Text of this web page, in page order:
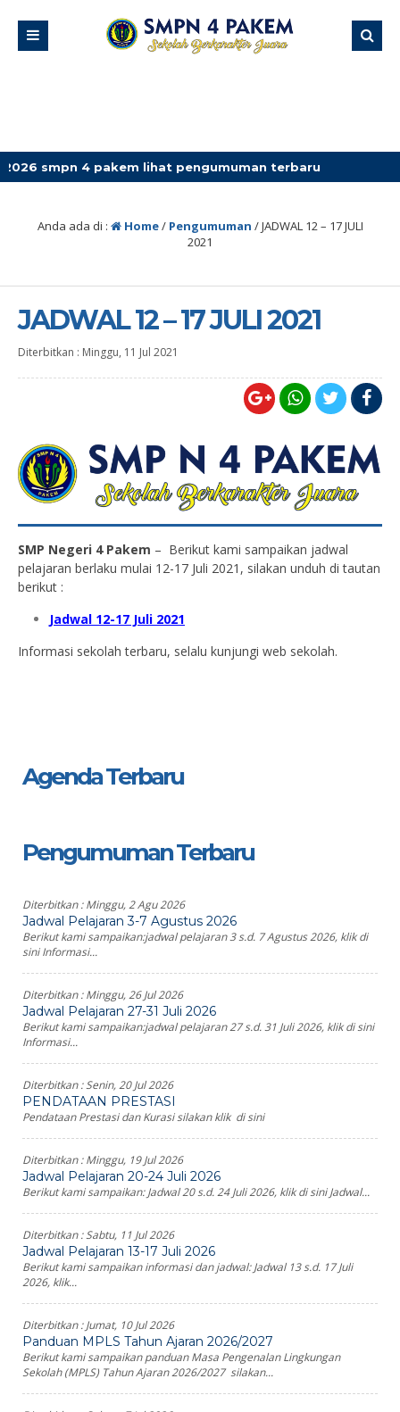
4 pakem lihat pengumuman terbaru
Anda ada di : Home/ Pengumuman /JADWAL 12 – 17 JULI
2021
JADWAL 12 – 17 JULI 2021
Diterbitkan : Minggu, 11 Jul 2021
SMP Negeri 4 Pakem – Berikut kami sampaikan jadwal
pelajaran berlaku mulai 12-17 Juli 2021, silakan unduh di tautan
berikut :
Jadwal 12-17 Juli 2021
Informasi sekolah terbaru, selalu kunjungi web sekolah.
Agenda Terbaru
Pengumuman Terbaru
Diterbitkan :Minggu, 2 Agu 2026
Jadwal Pelajaran 3-7 Agustus 2026
Berikut kami sampaikan:jadwal pelajaran 3 s.d. 7 Agustus 2026, klik di
sini Informasi...
Diterbitkan :Minggu, 26 Jul 2026
Jadwal Pelajaran 27-31 Juli 2026
Berikut kami sampaikan:jadwal pelajaran 27 s.d. 31 Juli 2026, klik di sini
Informasi...
Diterbitkan :Senin, 20 Jul 2026
PENDATAAN PRESTASI
Pendataan Prestasi dan Kurasi silakan klik di sini
Diterbitkan :Minggu, 19 Jul 2026
Jadwal Pelajaran 20-24 Juli 2026
Berikut kami sampaikan: Jadwal 20 s.d. 24 Juli 2026, klik di sini Jadwal...
Diterbitkan :Sabtu, 11 Jul 2026
Jadwal Pelajaran 13-17 Juli 2026
Berikut kami sampaikan informasi dan jadwal: Jadwal 13 s.d. 17 Juli
2026, klik...
Diterbitkan :Jumat, 10 Jul 2026
Panduan MPLS Tahun Ajaran 2026/2027
Berikut kami sampaikan panduan Masa Pengenalan Lingkungan
Sekolah (MPLS) Tahun Ajaran 2026/2027 silakan...